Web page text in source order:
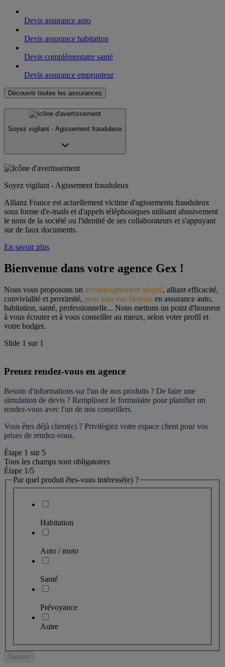
Devis assurance auto
Devis assurance habitation
Devis complémentaire santé
Devis assurance emprunteur
Découvrir toutes les assurances
Soyez vigilant - Agissement frauduleux
Soyez vigilant - Agissement frauduleux
Allianz France est actuellement victime d'agissements frauduleux
sous forme d'e-mails et d'appels téléphoniques utilisant abusivement
le nom de la société ou l'identité de ses collaborateurs et s'appuyant
sur de faux documents.
En savoir plus
Bienvenue dans votre agence Gex !
Nous vous proposons un accompagnement adapté, alliant efficacité,
convivialité et proximité, pour tous vos besoins en assurance auto,
habitation, santé, professionnelle... Nous mettons un point d'honneur
à vous écouter et à vous conseiller au mieux, selon votre profil et
votre budget.
Slide 1 sur 1
Prenez rendez-vous en agence
Besoin d'informations sur l'un de nos produits ? De faire une
simulation de devis ? Remplissez le formulaire pour planifier un
rendez-vous avec l'un de nos conseillers.
Vous êtes déjà client(e) ? Privilégiez votre espace client pour vos
prises de rendez-vous.
Étape 1 sur 5
Tous les champs sont obligatoires
Étape 1/5
Par quel produit êtes-vous intéressé(e) ?
Habitation
Auto / moto
Santé
Prévoyance
Autre
Suivant